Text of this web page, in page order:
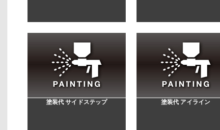
塗装代 サイドステップ 塗装代 アイライン